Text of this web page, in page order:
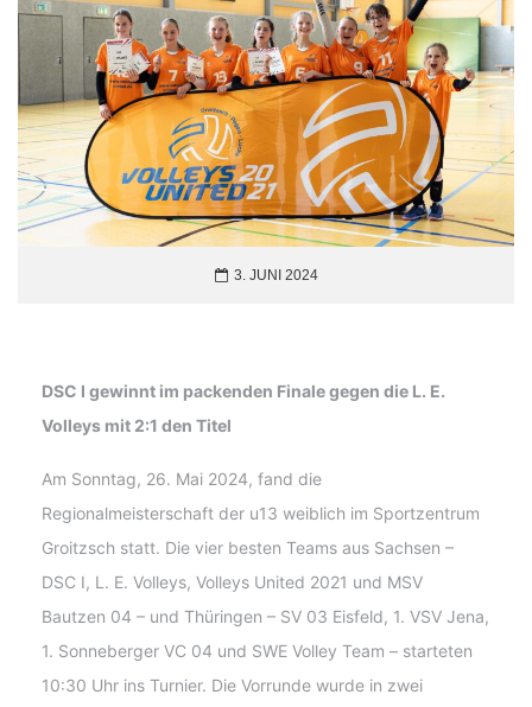
3. JUNI 2024
DSC I gewinnt im packenden Finale gegen die L. E.
Volleys mit 2:1 den Titel
Am Sonntag, 26. Mai 2024, fand die
Regionalmeisterschaft der u13 weiblich im Sportzentrum
Groitzsch statt. Die vier besten Teams aus Sachsen –
DSC I, L. E. Volleys, Volleys United 2021 und MSV
Bautzen 04 – und Thüringen – SV 03 Eisfeld, 1. VSV Jena,
1. Sonneberger VC 04 und SWE Volley Team – starteten
10:30 Uhr ins Turnier. Die Vorrunde wurde in zwei